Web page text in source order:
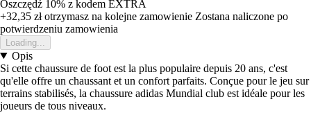
Oszczędź 10% z kodem EXTRA
+32,35 złotrzymasz na kolejne zamowienie Zostana naliczone po
potwierdzeniu zamowienia
Loading...
Opis
Si cette chaussure de foot est la plus populaire depuis 20 ans, c'est
qu'elle offre un chaussant et un confort parfaits. Conçue pour le jeu sur
terrains stabilisés, la chaussure adidas Mundial club est idéale pour les
joueurs de tous niveaux.